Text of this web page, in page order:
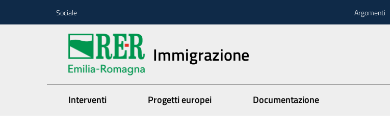
Sociale Argomenti
Immigrazione
Interventi Progetti europei Documentazione